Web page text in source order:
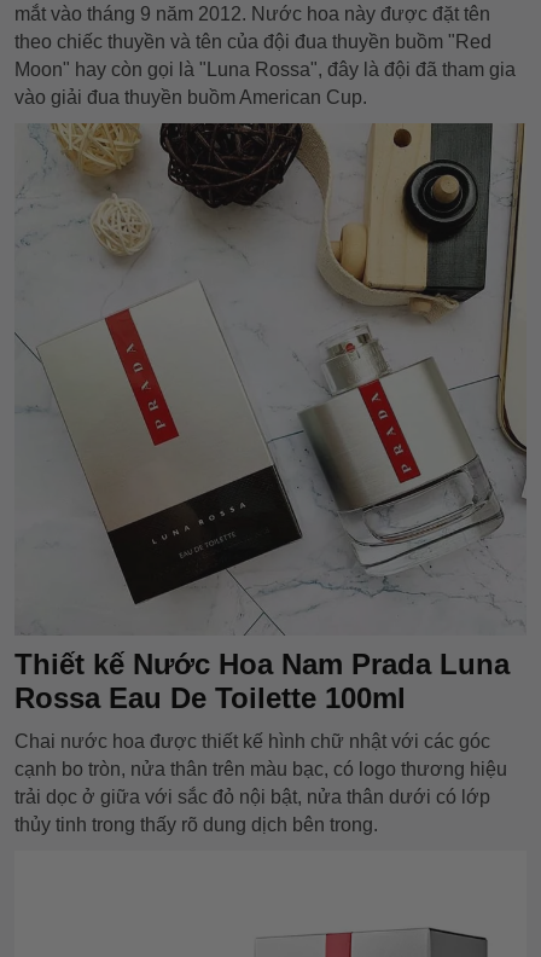
mắt vào tháng 9 năm 2012. Nước hoa này được đặt tên
theo chiếc thuyền và tên của đội đua thuyền buồm "Red
Moon" hay còn gọi là "Luna Rossa", đây là đội đã tham gia
vào giải đua thuyền buồm American Cup.
Thiết kế Nước Hoa Nam Prada Luna
Rossa Eau De Toilette 100ml
Chai nước hoa được thiết kế hình chữ nhật với các góc
cạnh bo tròn, nửa thân trên màu bạc, có logo thương hiệu
trải dọc ở giữa với sắc đỏ nội bật, nửa thân dưới có lớp
thủy tinh trong thấy rõ dung dịch bên trong.